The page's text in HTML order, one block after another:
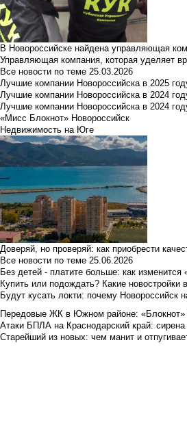
В Новороссийске найдена управляющая
Управляющая компания, которая уделяет
Все новости по теме 25.03.2026
Лучшие компании Новороссийска в 2025
Лучшие компании Новороссийска в 2024
Лучшие компании Новороссийска в 2024
«Мисс Блокнот» Новороссийск
Недвижимость на Юге
Доверяй, но проверяй: как приобрести
Все новости по теме 25.06.2026
Без детей - платите больше: как
Купить или подождать? Какие
Будут кусать локти: почему
Передовые ЖК в Южном районе:
Атаки БПЛА на Краснодарский край:
Старейший из новых: чем манит и